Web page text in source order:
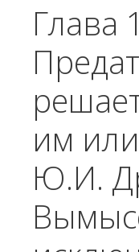
Глава
им
Ю.И.